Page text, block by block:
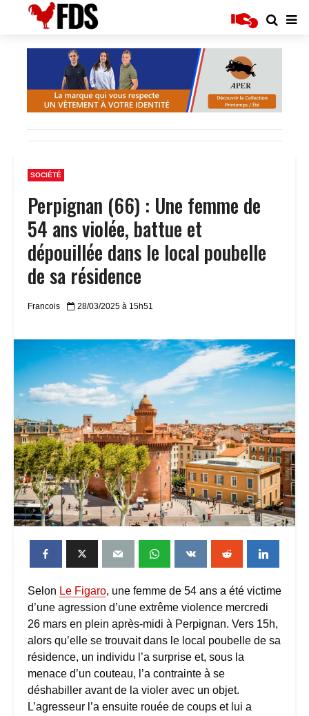
SOCIÉTÉ
Perpignan (66) : Une femme de
54 ans violée, battue et
dépouillée dans le local poubelle
de sa résidence
Francois 28/03/2025 à 15h51
Selon Le Figaro, une femme de 54 ans a été victime
d’une agression d’une extrême violence mercredi
26 mars en plein après-midi à Perpignan. Vers 15h,
alors qu’elle se trouvait dans le local poubelle de sa
résidence, un individu l’a surprise et, sous la
menace d’un couteau, l’a contrainte à se
déshabiller avant de la violer avec un objet.
L’agresseur l’a ensuite rouée de coups et lui a